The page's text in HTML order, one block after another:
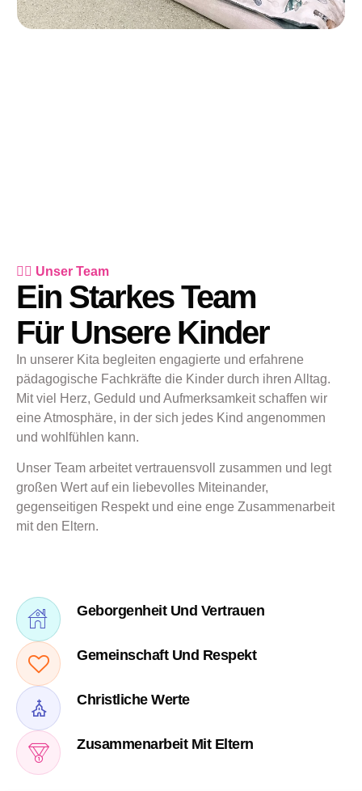
👆🏻 Unser Team
Ein Starkes Team
Für Unsere Kinder
In unserer Kita begleiten engagierte und erfahrene
pädagogische Fachkräfte die Kinder durch ihren Alltag.
Mit viel Herz, Geduld und Aufmerksamkeit schaffen wir
eine Atmosphäre, in der sich jedes Kind angenommen
und wohlfühlen kann.
Unser Team arbeitet vertrauensvoll zusammen und legt
großen Wert auf ein liebevolles Miteinander,
gegenseitigen Respekt und eine enge Zusammenarbeit
mit den Eltern.
Geborgenheit Und Vertrauen
Gemeinschaft Und Respekt
Christliche Werte
Zusammenarbeit Mit Eltern